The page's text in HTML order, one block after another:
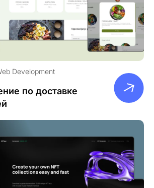
Development
по доставке